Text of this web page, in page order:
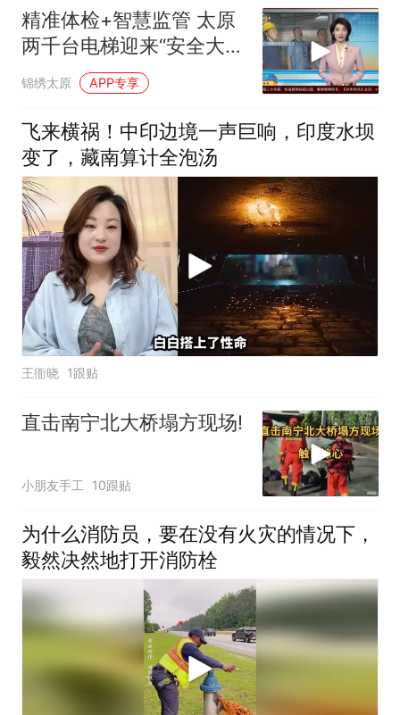
精准体检+智慧监管 太原
两千台电梯迎来“安全大
考”
锦绣太原 APP专享
飞来横祸！中印边境一声巨响，印度水坝
变了，藏南算计全泡汤
王衜晓 1跟贴
直击南宁北大桥塌方现场!
小朋友手工 10跟贴
为什么消防员，要在没有火灾的情况下，
毅然决然地打开消防栓